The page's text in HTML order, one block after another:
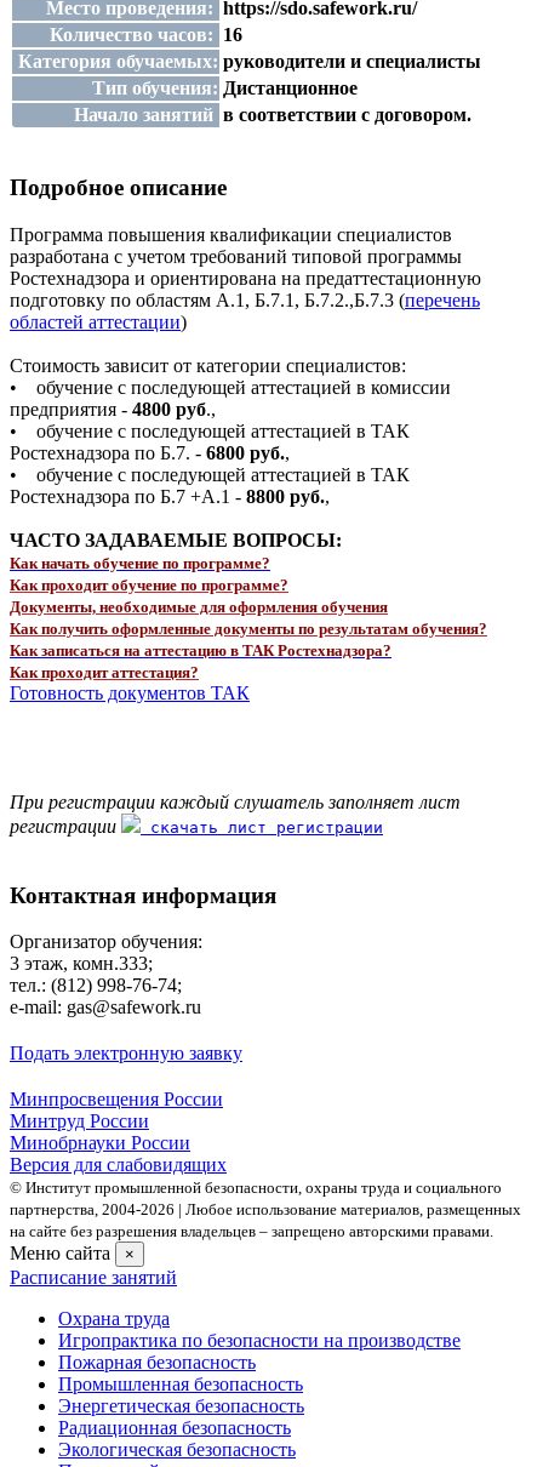
Место проведения: https://sdo.safework.ru/
Количество часов: 16
Категория обучаемых: руководители и специалисты
Тип обучения: Дистанционное
Начало занятий в соответствии с договором.
Подробное описание
Программа повышения квалификации специалистов
разработана с учетом требований типовой программы
Ростехнадзора и ориентирована на предаттестационную
подготовку по областям А.1, Б.7.1, Б.7.2.,Б.7.3 (перечень
областей аттестации)
Стоимость зависит от категории специалистов:
• обучение с последующей аттестацией в комиссии
предприятия - 4800 руб.,
• обучение с последующей аттестацией в ТАК
Ростехнадзора по Б.7. - 6800 руб.,
• обучение с последующей аттестацией в ТАК
Ростехнадзора по Б.7 +А.1 - 8800 руб.,
ЧАСТО ЗАДАВАЕМЫЕ ВОПРОСЫ:
Как начать обучение по программе?
Как проходит обучение по программе?
Документы, необходимые для оформления обучения
Как получить оформленные документы по результатам обучения?
Как записаться на аттестацию в ТАК Ростехнадзора?
Как проходит аттестация?
Готовность документов ТАК
При регистрации каждый слушатель заполняет лист
регистрации
скачать лист регистрации
Контактная информация
Организатор обучения:
3 этаж, комн.333;
тел.: (812) 998-76-74;
e-mail: gas@safework.ru
Подать электронную заявку
Минпросвещения России
Минтруд России
Минобрнауки России
Версия для слабовидящих
© Институт промышленной безопасности, охраны труда и социального
партнерства, 2004- 2026 | Любое использование материалов, размещенных
на сайте без разрешения владельцев – запрещено авторскими правами.
Меню сайта ×
Расписание занятий
Охрана труда
Игропрактика по безопасности на производстве
Пожарная безопасность
Промышленная безопасность
Энергетическая безопасность
Радиационная безопасность
Экологическая безопасность